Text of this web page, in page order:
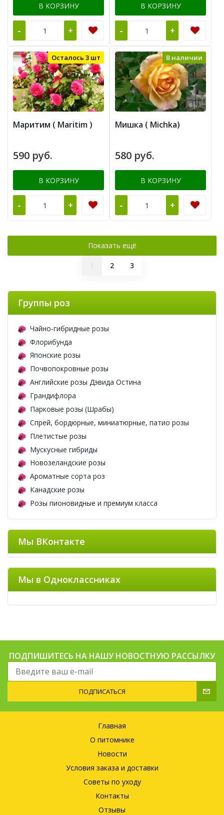
В КОРЗИНУ
- +
В КОРЗИНУ
- +
Осталось 3 шт
Маритим ( Maritim )
590 руб.
В КОРЗИНУ
- +
В наличии
Мишка ( Michka)
580 руб.
В КОРЗИНУ
- +
1 2 3
Показать ещё
Группы роз
Чайно-гибридные розы
Флорибунда
Японские розы
Почвопокровные розы
Английские розы Дэвида Остина
Грандифлора
Парковые розы (Шрабы)
Спрей, бордюрные, миниатюрные, патио розы
Плетистые розы
Мускусные гибриды
Новозеландские розы
Ароматные сорта роз
Канадские розы
Розы пионовидные и премиум класса
Мы ВКонтакте
Мы в Одноклассниках
ПОДПИШИТЕСЬ НА НАШУ НОВОСТНУЮ РАССЫЛКУ
ПОДПИСАТЬСЯ
Главная
О питомнике
Новости
Условия заказа и доставки
Советы по уходу
Контакты
Отзывы